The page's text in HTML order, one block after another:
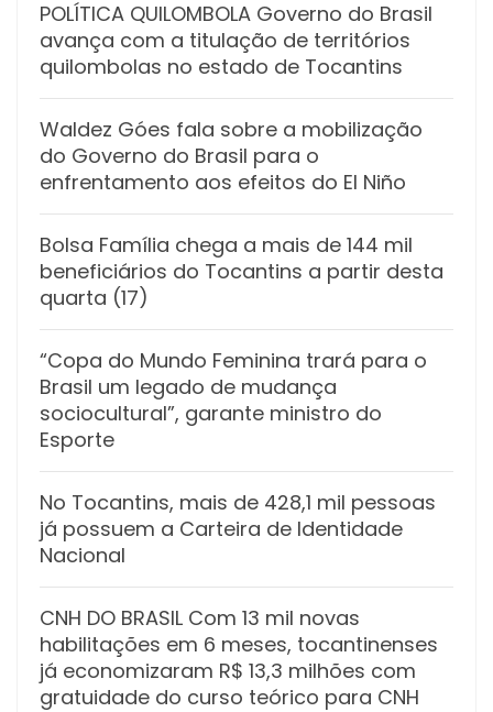
POLÍTICA QUILOMBOLA Governo do Brasil
avança com a titulação de territórios
quilombolas no estado de Tocantins
Waldez Góes fala sobre a mobilização
do Governo do Brasil para o
enfrentamento aos efeitos do El Niño
Bolsa Família chega a mais de 144 mil
beneficiários do Tocantins a partir desta
quarta (17)
“Copa do Mundo Feminina trará para o
Brasil um legado de mudança
sociocultural”, garante ministro do
Esporte
No Tocantins, mais de 428,1 mil pessoas
já possuem a Carteira de Identidade
Nacional
CNH DO BRASIL Com 13 mil novas
habilitações em 6 meses, tocantinenses
já economizaram R$ 13,3 milhões com
gratuidade do curso teórico para CNH